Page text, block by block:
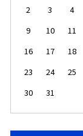
2
3 4
9
10 11
16
17 18
23
24 25
30
31